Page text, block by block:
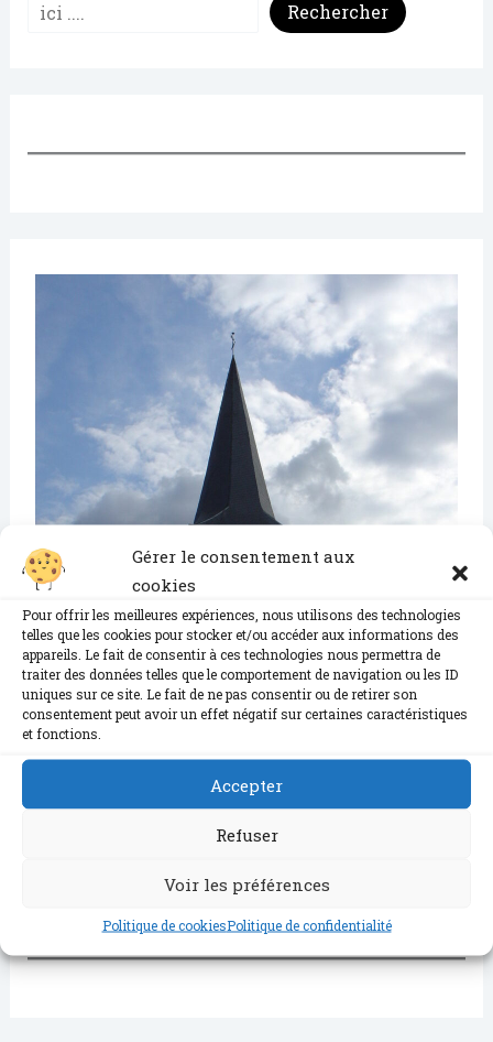
Gérer le consentement aux
cookies
Pour offrir les meilleures expériences, nous utilisons des technologies
telles que les cookies pour stocker et/ou accéder aux informations des
appareils. Le fait de consentir à ces technologies nous permettra de
traiter des données telles que le comportement de navigation ou les ID
uniques sur ce site. Le fait de ne pas consentir ou de retirer son
consentement peut avoir un effet négatif sur certaines caractéristiques
et fonctions.
Accepter
Refuser
Voir les préférences
Politique de cookiesPolitique de confidentialité
Rechercher